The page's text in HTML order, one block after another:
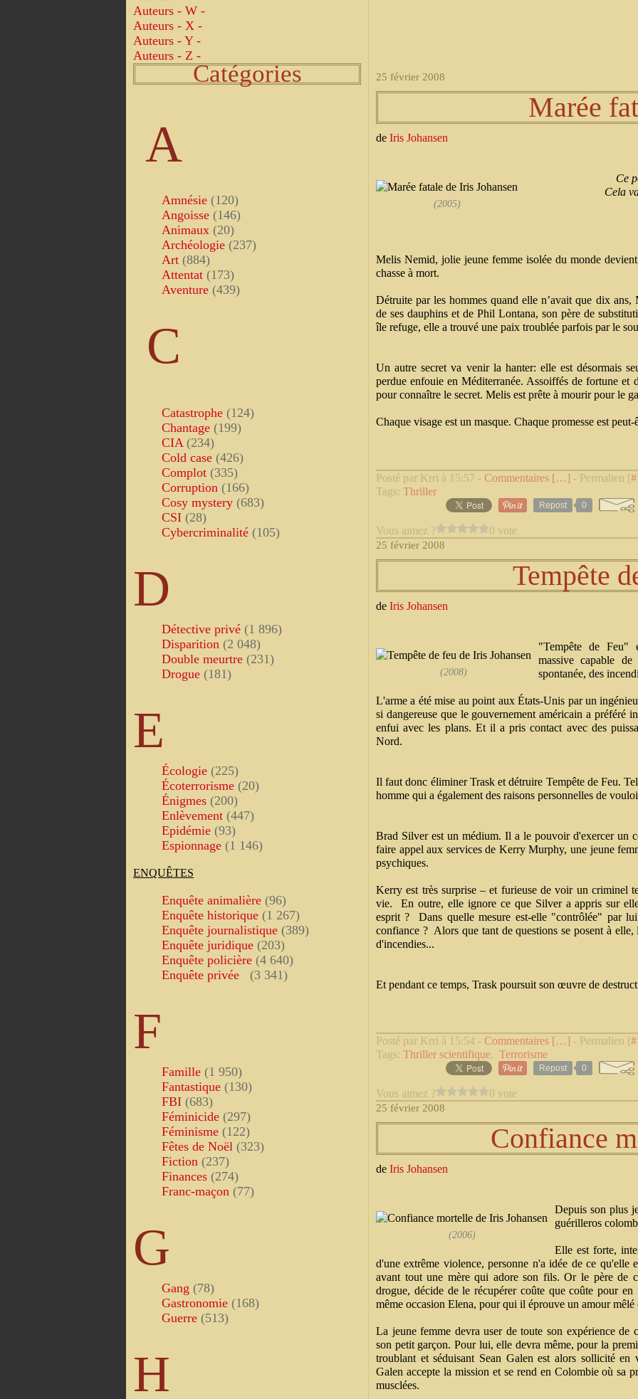
Auteurs - W -
Auteurs - X -
Auteurs - Y -
Auteurs - Z -
Catégories
A
Amnésie (120)
Angoisse (146)
Animaux (20)
Archéologie (237)
Art (884)
Attentat (173)
Aventure (439)
C
Catastrophe (124)
Chantage (199)
CIA (234)
Cold case (426)
Complot (335)
Corruption (166)
Cosy mystery (683)
CSI (28)
Cybercriminalité (105)
D
Détective privé (1 896)
Disparition (2 048)
Double meurtre (231)
Drogue (181)
E
Écologie (225)
Écoterrorisme (20)
Énigmes (200)
Enlèvement (447)
Epidémie (93)
Espionnage (1 146)
ENQUÊTES
Enquête animalière (96)
Enquête historique (1 267)
Enquête journalistique (389)
Enquête juridique (203)
Enquête policière (4 640)
Enquête privée
(3 341)
F
Famille (1 950)
Fantastique (130)
FBI (683)
Féminicide (297)
Féminisme (122)
Fêtes de Noël (323)
Fiction (237)
Finances (274)
Franc-maçon (77)
G
Gang (78)
Gastronomie (168)
Guerre (513)
H
25 février 2008
Marée
de Iris Johansen
(2005)
Ce
Cela
Melis Nemid, jolie jeune femme isolée du monde
chasse à mort.
Détruite par les hommes quand elle n’avait que dix ans,
de ses dauphins et de Phil Lontana, son père de
île refuge, elle a trouvé une paix troublée parfois par le
Un autre secret va venir la hanter: elle est désormais
perdue enfouie en Méditerranée. Assoiffés de fortune et
pour connaître le secret. Melis est prête à mourir pour le
Chaque visage est un masque. Chaque promesse est
Posté par Krri à 15:57 - Commentaires […] - Permalien [#
Tags: Thriller
Repost 0
Vous aimez ? 0 vote
25 février 2008
Tempête
de Iris Johansen
(2008)
"Tempête de Feu"
massive capable
spontanée, des
L'arme a été mise au point aux États-Unis par un
si dangereuse que le gouvernement américain a préféré
enfui avec les plans. Et il a pris contact avec des
Nord.
Il faut donc éliminer Trask et détruire Tempête de Feu.
homme qui a également des raisons personnelles de
Brad Silver est un médium. Il a le pouvoir d'exercer un
faire appel aux services de Kerry Murphy, une jeune
psychiques.
Kerry est très surprise – et furieuse de voir un criminel
vie. En outre, elle ignore ce que Silver a appris sur
esprit ? Dans quelle mesure est-elle "contrôlée" par
confiance ? Alors que tant de questions se posent à elle,
d'incendies...
Et pendant ce temps, Trask poursuit son œuvre de
Posté par Krri à 15:54 - Commentaires […] - Permalien [#
Tags: Thriller scientifique, Terrorisme
Repost 0
Vous aimez ? 0 vote
25 février 2008
Confiance
de Iris Johansen
(2006)
Depuis son plus
guérilleros
Elle est forte,
d'une extrême violence, personne n'a idée de ce qu'elle
avant tout une mère qui adore son fils. Or le père de
drogue, décide de le récupérer coûte que coûte pour
même occasion Elena, pour qui il éprouve un amour mêlé
La jeune femme devra user de toute son expérience de
son petit garçon. Pour lui, elle devra même, pour la
troublant et séduisant Sean Galen est alors sollicité
Galen accepte la mission et se rend en Colombie où sa
musclées.